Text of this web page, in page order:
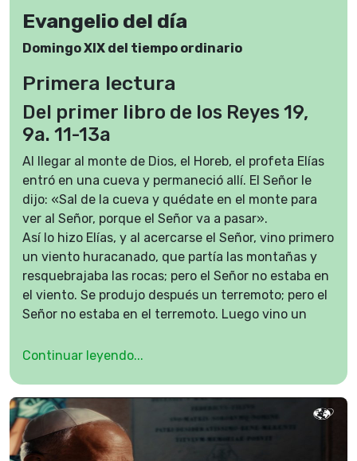
Evangelio del día
Domingo XIX del tiempo ordinario
Primera lectura
Del primer libro de los Reyes 19,
9a. 11-13a
Al llegar al monte de Dios, el Horeb, el profeta Elías
entró en una cueva y permaneció allí. El Señor le
dijo: «Sal de la cueva y quédate en el monte para
ver al Señor, porque el Señor va a pasar».
Así lo hizo Elías, y al acercarse el Señor, vino primero
un viento huracanado, que partía las montañas y
resquebrajaba las rocas; pero el Señor no estaba en
el viento. Se produjo después un terremoto; pero el
Señor no estaba en el terremoto. Luego vino un
del fuego se escuchó el murmullo de una brisa
Palabra de Dios.
Continuar leyendo...